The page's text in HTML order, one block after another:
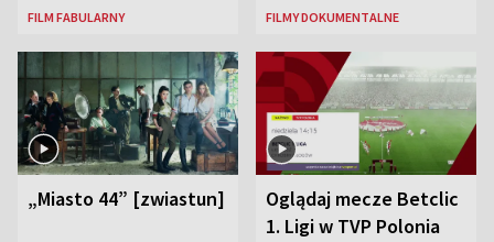
FILM FABULARNY FILMY DOKUMENTALNE
„Miasto 44” [zwiastun]
Oglądaj mecze Betclic
1. Ligi w TVP Polonia